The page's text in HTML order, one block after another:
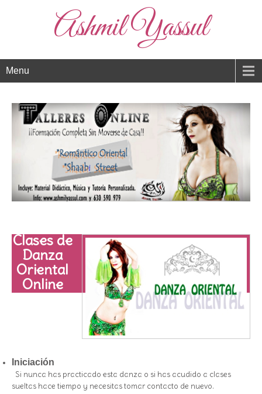
Ashmil Yassul
Menu
Clases de
Danza
Oriental
Online
Iniciación
Si nunca has practicado esta danza o si has acudido a clases
sueltas hace tiempo y necesitas tomar contacto de nuevo.